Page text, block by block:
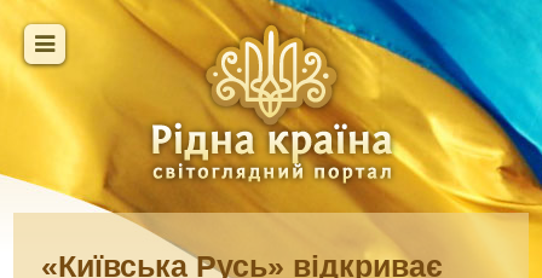
«Київська Русь» відкриває